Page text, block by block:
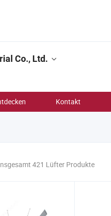
Co., Ltd.
Kontakt
421 Lüfter Produkte